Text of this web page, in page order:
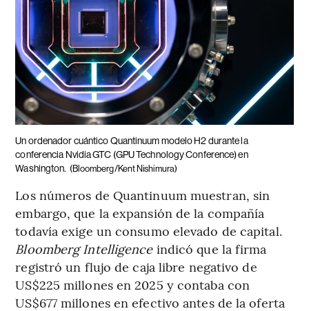
Un ordenador cuántico Quantinuum modelo H2 durante la
conferencia Nvidia GTC (GPU Technology Conference) en
Washington. (Bloomberg/Kent Nishimura)
Los números de Quantinuum muestran, sin
embargo, que la expansión de la compañía
todavía exige un consumo elevado de capital.
Bloomberg Intelligenceindicó que la firma
registró un flujo de caja libre negativo de
US$225 millones en 2025 y contaba con
US$677 millones en efectivo antes de la oferta